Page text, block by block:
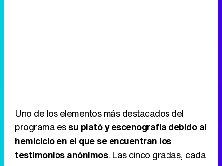
Uno de los elementos más destacados del
programa essu plató y escenografía debido al
hemiciclo en el que se encuentran los
testimonios anónimos. Las cinco gradas, cada